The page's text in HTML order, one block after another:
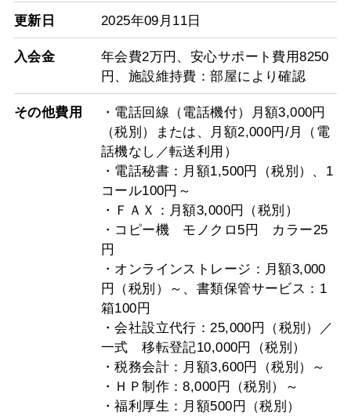
更新日 2025年09月11日
入会金
年会費2万円、安心サポート費用8250
円、施設維持費：部屋により確認
その他費用
・電話回線（電話機付）月額3,000円
（税別）または、月額2,000円/月（電
話機なし／転送利用）
・電話秘書：月額1,500円（税別）、1
コール100円～
・ＦＡＸ：月額3,000円（税別）
・コピー機 モノクロ5円 カラー25
円
・オンラインストレージ：月額3,000
円（税別）～、書類保管サービス：1
箱100円
・会社設立代行：25,000円（税別）／
一式 移転登記10,000円（税別）
・税務会計：月額3,600円（税別）～
・ＨＰ制作：8,000円（税別）～
・福利厚生：月額500円（税別）